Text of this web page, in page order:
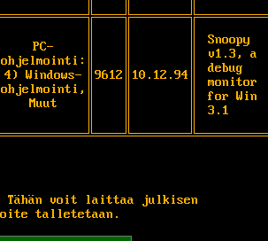
PC-
ohjelmointi:
4) Windows-
ohjelmointi,
Muut
9612 10.12.94
Snoopy
v1.3, a
debug
monitor
for Win
3.1
Tähän voit laittaa julkisen
talletetaan.